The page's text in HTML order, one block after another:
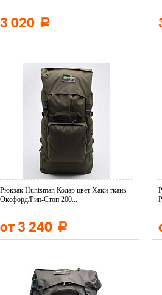
3 020 Р
Рюкзак Huntsman Кодар цвет Хаки ткань
Оксфорд/Рип-Стоп 200...
от 3 240 Р